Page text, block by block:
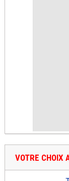
VOTRE CHOIX